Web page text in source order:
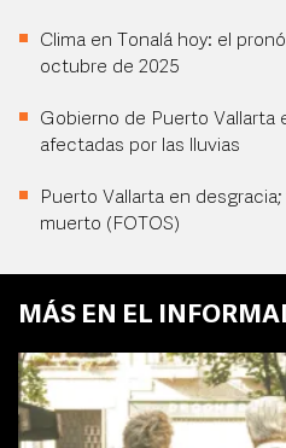
Clima en Tonalá hoy: el
octubre de 2025
Gobierno de Puerto Vallarta
afectadas por las lluvias
Puerto Vallarta en
muerto (FOTOS)
MÁS EN EL